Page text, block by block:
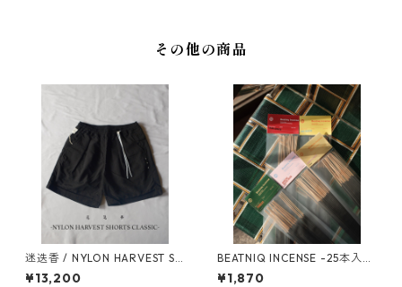
その他の商品
迷迭香 / NYLON HARVEST SH
ORTS CLASSIC
¥13,200
BEATNIQ INCENSE -25本入
り- [お香]
¥1,870